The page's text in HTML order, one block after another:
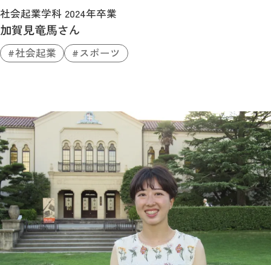
社会起業学科 2024年卒業
加賀見竜馬さん
社会起業 スポーツ